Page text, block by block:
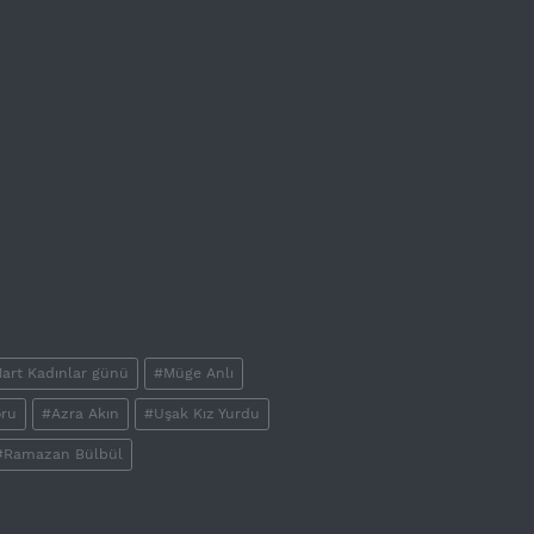
Kadınlar günü #Müge Anlı
#Azra Akın #Uşak Kız Yurdu
Bülbül